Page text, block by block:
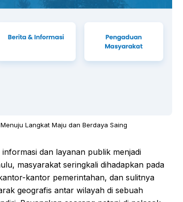
Langkat Maju dan Berdaya Saing
dan layanan publik menjadi
masyarakat seringkali dihadapkan pada
kantor pemerintahan, dan sulitnya
geografis antar wilayah di sebuah